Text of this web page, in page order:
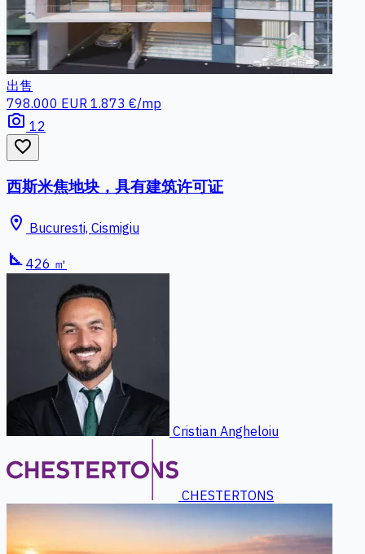
出售
798.000 EUR 1.873 €/mp
photo_camera 12
favorite_border
西斯米焦地块，具有建筑许可证
location_on Bucuresti, Cismigiu
square_foot 426 ㎡
Cristian Angheloiu
CHESTERTONS